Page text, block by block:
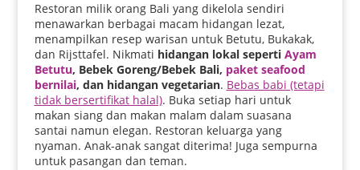
Restoran milik orang Bali yang dikelola sendiri
menawarkan berbagai macam hidangan lezat,
menampilkan resep warisan untuk Betutu, Bukakak,
dan Rijsttafel. Nikmati hidangan lokal seperti Ayam
Betutu, Bebek Goreng/Bebek Bali, paket seafood
bernilai, dan hidangan vegetarian. Bebas babi (tetapi
tidak bersertifikat halal). Buka setiap hari untuk
makan siang dan makan malam dalam suasana
santai namun elegan. Restoran keluarga yang
nyaman. Anak-anak sangat diterima! Juga sempurna
untuk pasangan dan teman.